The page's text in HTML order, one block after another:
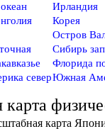
Ирландия
Корея
Остров
Сибирь
Флорида
северЮжная
карта